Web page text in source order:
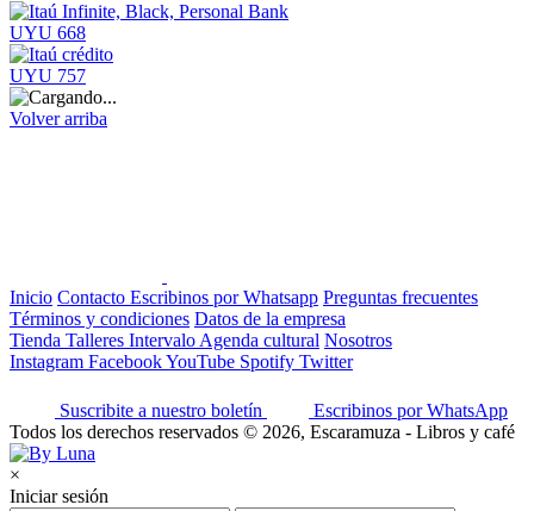
UYU 668
UYU 757
Volver arriba
Inicio Contacto Escribinos por Whatsapp Preguntas frecuentes
Términos y condiciones Datos de la empresa
Tienda Talleres Intervalo Agenda cultural Nosotros
Instagram FacebookYouTube Spotify Twitter
Suscribite a nuestro boletín
Escribinos por WhatsApp
Todos los derechos reservados © 2026, Escaramuza - Libros y café
×
Iniciar sesión